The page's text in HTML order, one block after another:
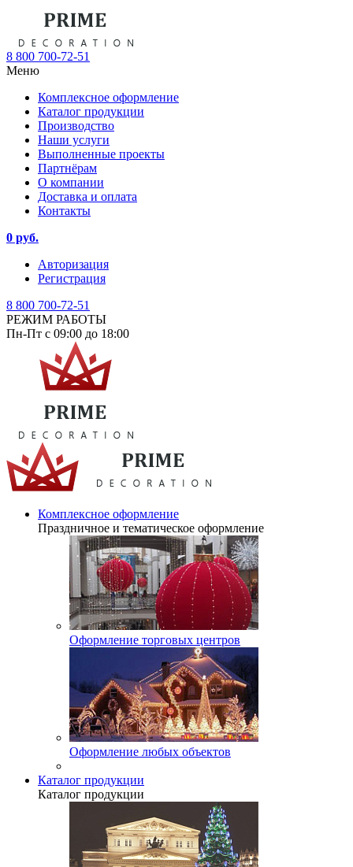
8 800 700-72-51
Меню
Комплексное оформление
Каталог продукции
Производство
Наши услуги
Выполненные проекты
Партнёрам
О компании
Доставка и оплата
Контакты
0 руб.
Авторизация
Регистрация
8 800 700-72-51
РЕЖИМ РАБОТЫ
Пн-Пт с 09:00 до 18:00
Комплексное оформление
Праздничное и тематическое оформление
Оформление торговых центров
Оформление любых объектов
Каталог продукции
Каталог продукции